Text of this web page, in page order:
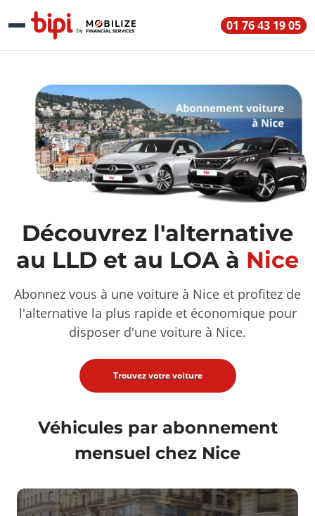
01 76 43 19 05
Découvrez l'alternative
au LLD et au LOA à Nice
Abonnez vous à une voiture à Nice et profitez de
l'alternative la plus rapide et économique pour
disposer d'une voiture à Nice.
Trouvez votre voiture
Véhicules par abonnement
mensuel chez Nice